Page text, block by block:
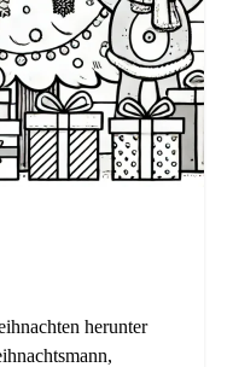
herunter